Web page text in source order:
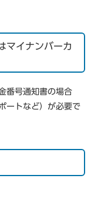
マイナンバーカ
番号通知書の場合
ートなど）が必要で